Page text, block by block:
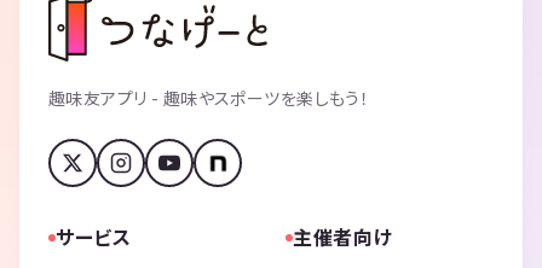
趣味友アプリ - 趣味やスポーツを楽しもう！
サービス 主催者向け